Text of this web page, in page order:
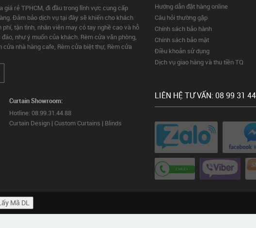
giá rẻ TPHCM, đi đầu trong lĩnh vực cung cấp
Đảm bảo dịch vụ tại đây sẽ khiến cho khách
tận tình, nhân viên may có tay nghề cao và hỗ
như ý muốn của khách. Rèm cửa văn phòng,
cửa nhà hàng cafe, Rèm cửa biệt thự, Rèm cửa
Curtain Showroom:
Hotline: 08.99.31.44.88
Curtain Design | Custom Curtains | Blinds
Hướng dẫn đặt hàng online
Câu hỏi thường gặp
Chính sách bảo hành
Chính sách bảo mật
Điều khoản sử dụng
Dịch vụ giao hàng và thu tiền TQ
LIÊN HỆ TƯ VẤN: 08 99 31
Mã DL